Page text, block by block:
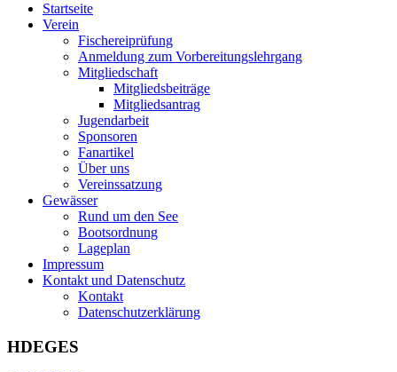
Startseite
Verein
Fischereiprüfung
Anmeldung zum Vorbereitungslehrgang
Mitgliedschaft
Mitgliedsbeiträge
Mitgliedsantrag
Jugendarbeit
Sponsoren
Fanartikel
Über uns
Vereinssatzung
Gewässer
Rund um den See
Bootsordnung
Lageplan
Impressum
Kontakt und Datenschutz
Kontakt
Datenschutzerklärung
HDEGES